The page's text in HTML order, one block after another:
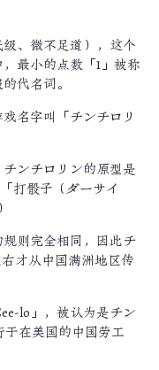
、微不足道），这个
最小的点数「1」被称
代名词。
名字叫「チンチロリ
ンチロリン的原型是
打骰子（ダーサイ
则完全相同，因此チ
才从中国满洲地区传
lo」，被认为是チン
于在美国的中国劳工